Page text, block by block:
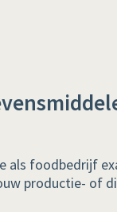
foodbedrijf
productie- of